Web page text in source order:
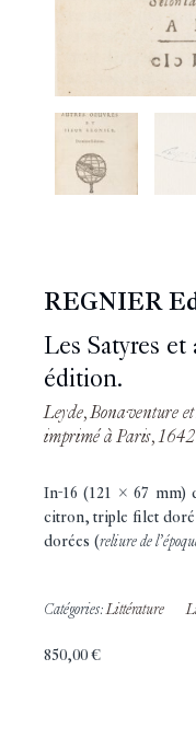
REGNIER
Les Satyres
édition.
Leyde, Bonaventure
imprimé à Paris, 1642
In-16 (121 x 67 mm)
citron, triple filet doré
dorées (reliure de
Catégories: Littérature
850,00€